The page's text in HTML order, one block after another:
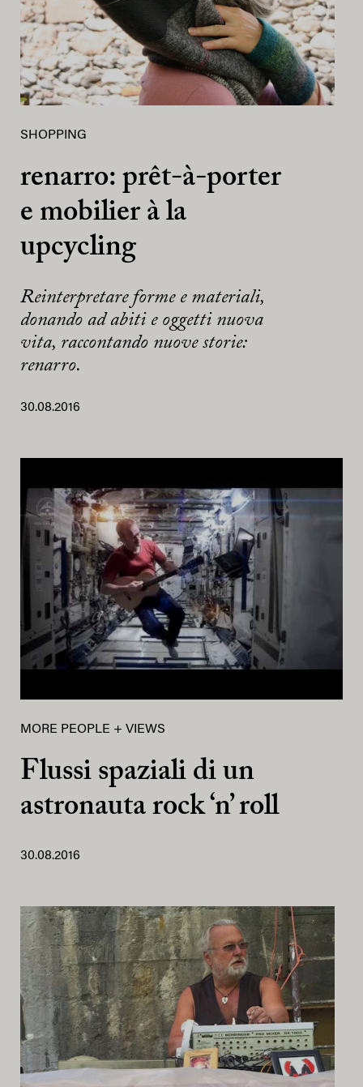
SHOPPING
renarro: prêt-à-porter
e mobilier à la
upcycling
Reinterpretare forme e materiali,
donando ad abiti e oggetti nuova
vita, raccontando nuove storie:
renarro.
30.08.2016
MORE PEOPLE + VIEWS
Flussi spaziali di un
astronauta rock ‘n’ roll
30.08.2016